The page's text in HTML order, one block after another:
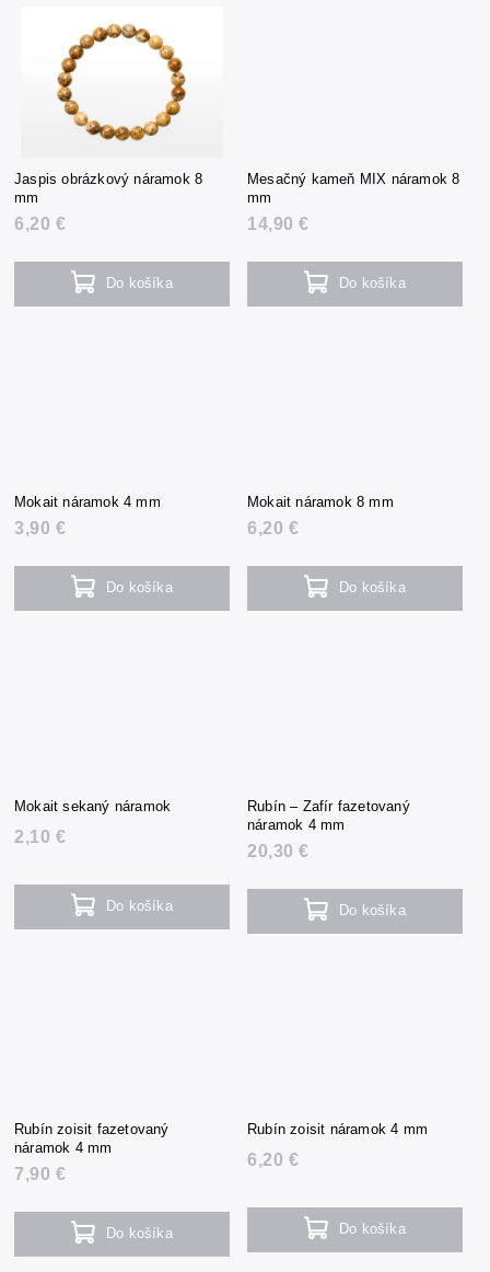
Jaspis obrázkový náramok 8
mm
6,20 €
Do košíka
Mesačný kameň MIX náramok 8
mm
14,90 €
Do košíka
Mokait náramok 4 mm
3,90 €
Do košíka
Mokait náramok 8 mm
6,20 €
Do košíka
Mokait sekaný náramok
2,10 €
Do košíka
Rubín – Zafír fazetovaný
náramok 4 mm
20,30 €
Do košíka
Rubín zoisit fazetovaný
náramok 4 mm
7,90 €
Do košíka
Rubín zoisit náramok 4 mm
6,20 €
Do košíka